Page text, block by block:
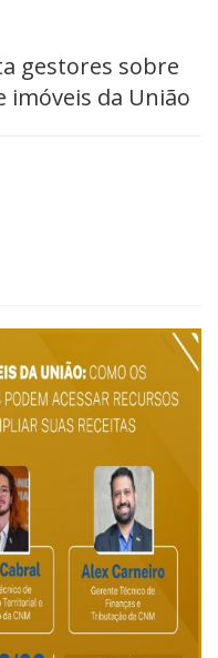
gestores sobre
imóveis da União